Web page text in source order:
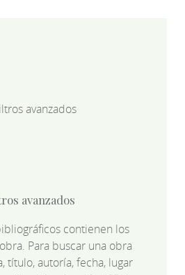
avanzados
contienen los
Para buscar una obra
título, autoría, fecha, lugar